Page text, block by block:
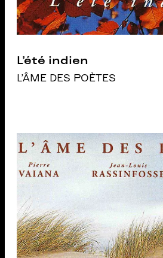
L’été indien
L'ÂME DES POÈTES